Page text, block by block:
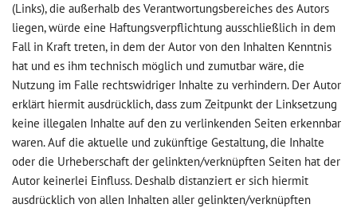
(Links), die außerhalb des Verantwortungsbereiches des Autors
liegen, würde eine Haftungsverpflichtung ausschließlich in dem
Fall in Kraft treten, in dem der Autor von den Inhalten Kenntnis
hat und es ihm technisch möglich und zumutbar wäre, die
Nutzung im Falle rechtswidriger Inhalte zu verhindern. Der Autor
erklärt hiermit ausdrücklich, dass zum Zeitpunkt der Linksetzung
keine illegalen Inhalte auf den zu verlinkenden Seiten erkennbar
waren. Auf die aktuelle und zukünftige Gestaltung, die Inhalte
oder die Urheberschaft der gelinkten/verknüpften Seiten hat der
Autor keinerlei Einfluss. Deshalb distanziert er sich hiermit
ausdrücklich von allen Inhalten aller gelinkten/verknüpften